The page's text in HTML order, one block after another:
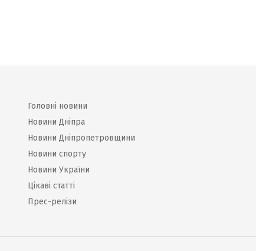
Головні новини
Новини Дніпра
Новини Дніпропетровщини
Новини спорту
Новини України
Цікаві статті
Прес-релізи